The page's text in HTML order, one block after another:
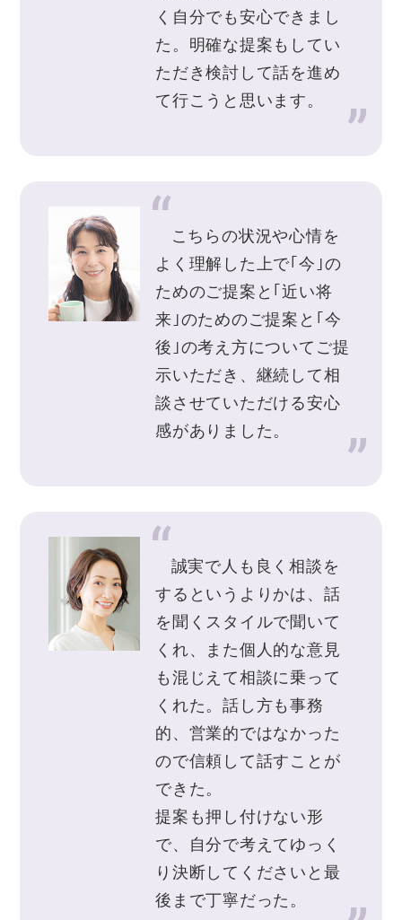
く自分でも安心できまし
た。明確な提案もしてい
ただき検討して話を進め
て行こうと思います。
こちらの状況や心情を
よく理解した上で｢今｣の
ためのご提案と｢近い将
来｣のためのご提案と｢今
後｣の考え方についてご提
示いただき、継続して相
談させていただける安心
感がありました。
誠実で人も良く相談を
するというよりかは、話
を聞くスタイルで聞いて
くれ、また個人的な意見
も混じえて相談に乗って
くれた。話し方も事務
的、営業的ではなかった
ので信頼して話すことが
できた。
提案も押し付けない形
で、自分で考えてゆっく
り決断してくださいと最
後まで丁寧だった。